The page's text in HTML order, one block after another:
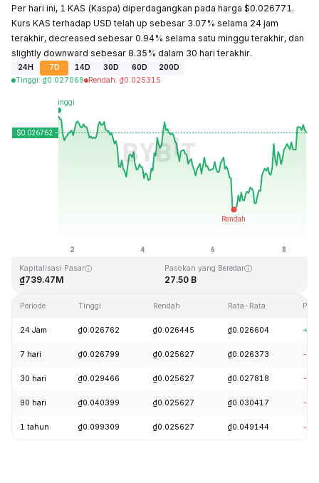
Per hari ini, 1 KAS (Kaspa) diperdagangkan pada harga $0.026771.
Kurs KAS terhadap USD telah up sebesar 3.07% selama 24 jam
terakhir, decreased sebesar 0.94% selama satu minggu terakhir, dan
slightly downward sebesar 8.35% dalam 30 hari terakhir.
24H 7D 14D 30D 60D
200D
Tinggi: ₫0.027069 Rendah: ₫0.025315
Kapitalisasi Pasar
₫739.47M
Pasokan yang Beredar
27.50 B
Periode Tinggi Rendah Rata-Rata
24 Jam ₫0.026762 ₫0.026445 ₫0.026604
7 hari ₫0.026799 ₫0.025627 ₫0.026373 -
30 hari ₫0.029466 ₫0.025627 ₫0.027818 -
90 hari ₫0.040399 ₫0.025627 ₫0.030417 -
1 tahun ₫0.099309 ₫0.025627 ₫0.049144 -